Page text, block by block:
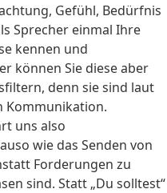
Gefühl, Bedürfnis
Sprecher einmal Ihre
kennen und
können Sie diese aber
denn sie sind laut
Kommunikation.
uns also
wie das Senden von
Forderungen zu
sind. Statt „Du solltest“